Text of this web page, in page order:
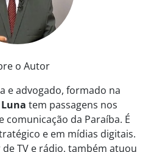
o Autor
e advogado, formado na
tem passagens nos
comunicação da Paraíba. É
e em mídias digitais.
TV e rádio, também atuou